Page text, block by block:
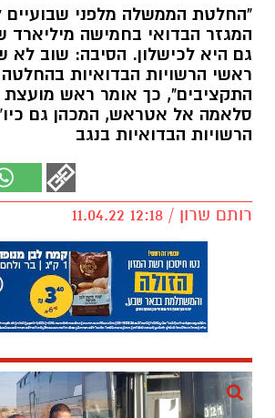
"החלטת הממשלה מלפני
המגזר הבדואי בחמישה מיליארד
גם היא לכישלון. הסיבה: שוב לא
ראשי הרשויות הבדואיות
התקציבים", כך אומר ראש
סלאמה אל אטראש, המכהן גם
הרשויות הבדואיות בנגב
רותם שרון / 12:18 11.04.22